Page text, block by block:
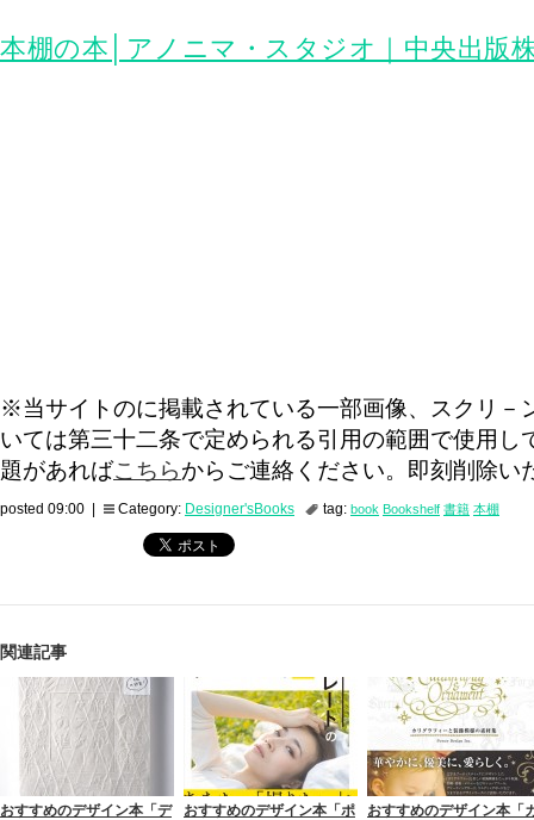
本棚の本│アノニマ・スタジオ｜中央出版
※当サイトのに掲載されている一部画像、スクリ－
いては第三十二条で定められる引用の範囲で使用し
題があればこちらからご連絡ください。即刻削除い
posted 09:00 | Category: Designer'sBooks tag: book Bookshelf 書籍 本棚
関連記事
おすすめのデザイン本「デ
おすすめのデザイン本「ポ
おすすめのデザイン本「